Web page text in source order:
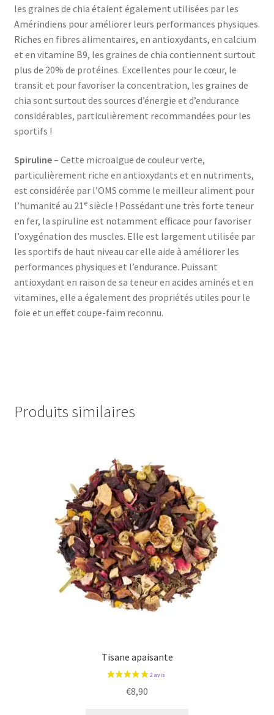
les graines de chia étaient également utilisées par les
Amérindiens pour améliorer leurs performances physiques.
Riches en fibres alimentaires, en antioxydants, en calcium
et en vitamine B9, les graines de chia contiennent surtout
plus de 20% de protéines. Excellentes pour le cœur, le
transit et pour favoriser la concentration, les graines de
chia sont surtout des sources d’énergie et d’endurance
considérables, particulièrement recommandées pour les
sportifs !
Spiruline– Cette microalgue de couleur verte,
particulièrement riche en antioxydants et en nutriments,
est considérée par l’OMS comme le meilleur aliment pour
l’humanité au 21esiècle ! Possédant une très forte teneur
en fer, la spiruline est notamment efficace pour favoriser
l’oxygénation des muscles. Elle est largement utilisée par
les sportifs de haut niveau car elle aide à améliorer les
performances physiques et l’endurance. Puissant
antioxydant en raison de sa teneur en acides aminés et en
vitamines, elle a également des propriétés utiles pour le
foie et un effet coupe-faim reconnu.
Produits similaires
Tisane apaisante
€8,90